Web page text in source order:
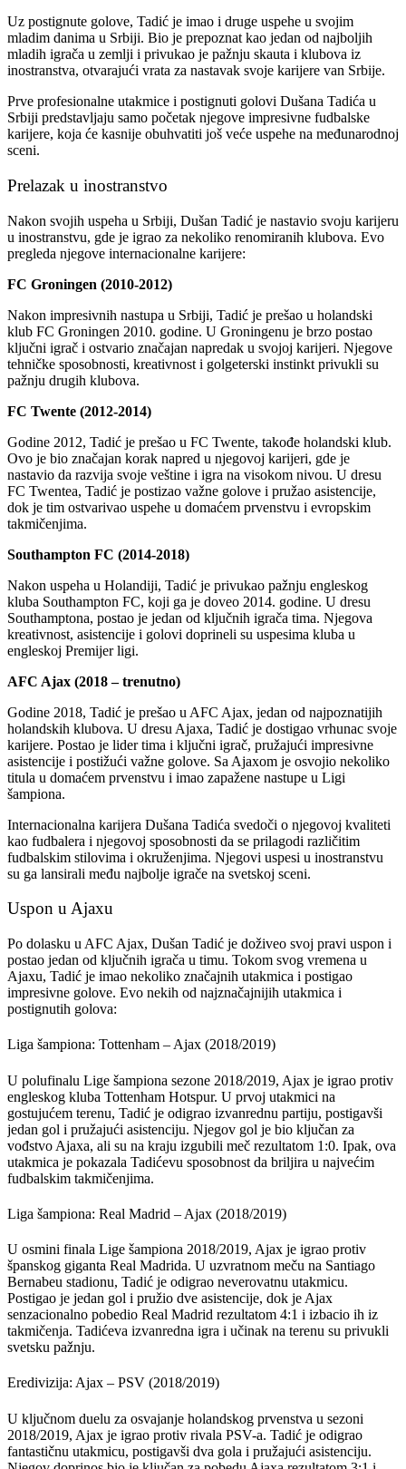
Uz postignute golove, Tadić je imao i druge uspehe u svojim
mladim danima u Srbiji. Bio je prepoznat kao jedan od najboljih
mladih igrača u zemlji i privukao je pažnju skauta i klubova iz
inostranstva, otvarajući vrata za nastavak svoje karijere van Srbije.
Prve profesionalne utakmice i postignuti golovi Dušana Tadića u
Srbiji predstavljaju samo početak njegove impresivne fudbalske
karijere, koja će kasnije obuhvatiti još veće uspehe na međunarodnoj
sceni.
Prelazak u inostranstvo
Nakon svojih uspeha u Srbiji, Dušan Tadić je nastavio svoju karijeru
u inostranstvu, gde je igrao za nekoliko renomiranih klubova. Evo
pregleda njegove internacionalne karijere:
FC Groningen (2010-2012)
Nakon impresivnih nastupa u Srbiji, Tadić je prešao u holandski
klub FC Groningen 2010. godine. U Groningenu je brzo postao
ključni igrač i ostvario značajan napredak u svojoj karijeri. Njegove
tehničke sposobnosti, kreativnost i golgeterski instinkt privukli su
pažnju drugih klubova.
FC Twente (2012-2014)
Godine 2012, Tadić je prešao u FC Twente, takođe holandski klub.
Ovo je bio značajan korak napred u njegovoj karijeri, gde je
nastavio da razvija svoje veštine i igra na visokom nivou. U dresu
FC Twentea, Tadić je postizao važne golove i pružao asistencije,
dok je tim ostvarivao uspehe u domaćem prvenstvu i evropskim
takmičenjima.
Southampton FC (2014-2018)
Nakon uspeha u Holandiji, Tadić je privukao pažnju engleskog
kluba Southampton FC, koji ga je doveo 2014. godine. U dresu
Southamptona, postao je jedan od ključnih igrača tima. Njegova
kreativnost, asistencije i golovi doprineli su uspesima kluba u
engleskoj Premijer ligi.
AFC Ajax (2018 – trenutno)
Godine 2018, Tadić je prešao u AFC Ajax, jedan od najpoznatijih
holandskih klubova. U dresu Ajaxa, Tadić je dostigao vrhunac svoje
karijere. Postao je lider tima i ključni igrač, pružajući impresivne
asistencije i postižući važne golove. Sa Ajaxom je osvojio nekoliko
titula u domaćem prvenstvu i imao zapažene nastupe u Ligi
šampiona.
Internacionalna karijera Dušana Tadića svedoči o njegovoj kvaliteti
kao fudbalera i njegovoj sposobnosti da se prilagodi različitim
fudbalskim stilovima i okruženjima. Njegovi uspesi u inostranstvu
su ga lansirali među najbolje igrače na svetskoj sceni.
Uspon u Ajaxu
Po dolasku u AFC Ajax, Dušan Tadić je doživeo svoj pravi uspon i
postao jedan od ključnih igrača u timu. Tokom svog vremena u
Ajaxu, Tadić je imao nekoliko značajnih utakmica i postigao
impresivne golove. Evo nekih od najznačajnijih utakmica i
postignutih golova:
Liga šampiona: Tottenham – Ajax (2018/2019)
U polufinalu Lige šampiona sezone 2018/2019, Ajax je igrao protiv
engleskog kluba Tottenham Hotspur. U prvoj utakmici na
gostujućem terenu, Tadić je odigrao izvanrednu partiju, postigavši
jedan gol i pružajući asistenciju. Njegov gol je bio ključan za
vođstvo Ajaxa, ali su na kraju izgubili meč rezultatom 1:0. Ipak, ova
utakmica je pokazala Tadićevu sposobnost da briljira u najvećim
fudbalskim takmičenjima.
Liga šampiona: Real Madrid – Ajax (2018/2019)
U osmini finala Lige šampiona 2018/2019, Ajax je igrao protiv
španskog giganta Real Madrida. U uzvratnom meču na Santiago
Bernabeu stadionu, Tadić je odigrao neverovatnu utakmicu.
Postigao je jedan gol i pružio dve asistencije, dok je Ajax
senzacionalno pobedio Real Madrid rezultatom 4:1 i izbacio ih iz
takmičenja. Tadićeva izvanredna igra i učinak na terenu su privukli
svetsku pažnju.
Eredivizija: Ajax – PSV (2018/2019)
U ključnom duelu za osvajanje holandskog prvenstva u sezoni
2018/2019, Ajax je igrao protiv rivala PSV-a. Tadić je odigrao
fantastičnu utakmicu, postigavši dva gola i pružajući asistenciju.